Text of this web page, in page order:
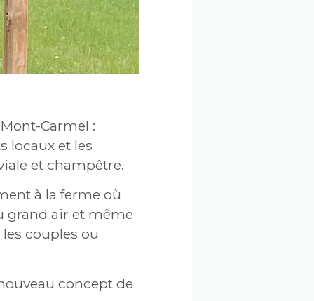
Carmel :
locaux et les
et champêtre.
à la ferme où
grand air et même
couples ou
concept de